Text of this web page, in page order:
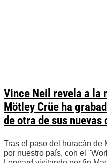
Vince Neil revela a la
Mötley Crüe ha
de otra de sus nuevas
Tras el paso del huracán de
por nuestro país, con el